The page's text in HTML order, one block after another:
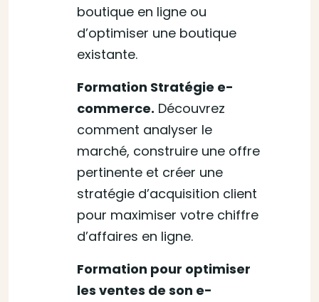
boutique en ligne ou
d’optimiser une boutique
existante.
Formation Stratégie e-
commerce. Découvrez
comment analyser le
marché, construire une offre
pertinente et créer une
stratégie d’acquisition client
pour maximiser votre chiffre
d’affaires en ligne.
Formation pour optimiser
les ventes de son e-